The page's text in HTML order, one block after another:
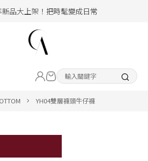
入會員即享100元購物金
hello !! Happy to 2026
新品大上架！把時髦變成日常
加入會員即享100元購物金
YH04雙層褲頭牛仔褲